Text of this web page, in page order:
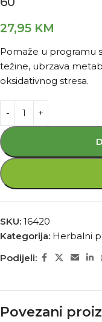
27,95 KM
Pomaže u programu
težine, ubrzava
oksidativnog stresa.
SKU: 16420
Kategorija: Herbalni
Podijeli:
Povezani